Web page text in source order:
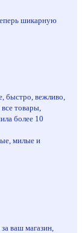
шикарную
быстро, вежливо,
товары,
более 10
милые и
ваш магазин,